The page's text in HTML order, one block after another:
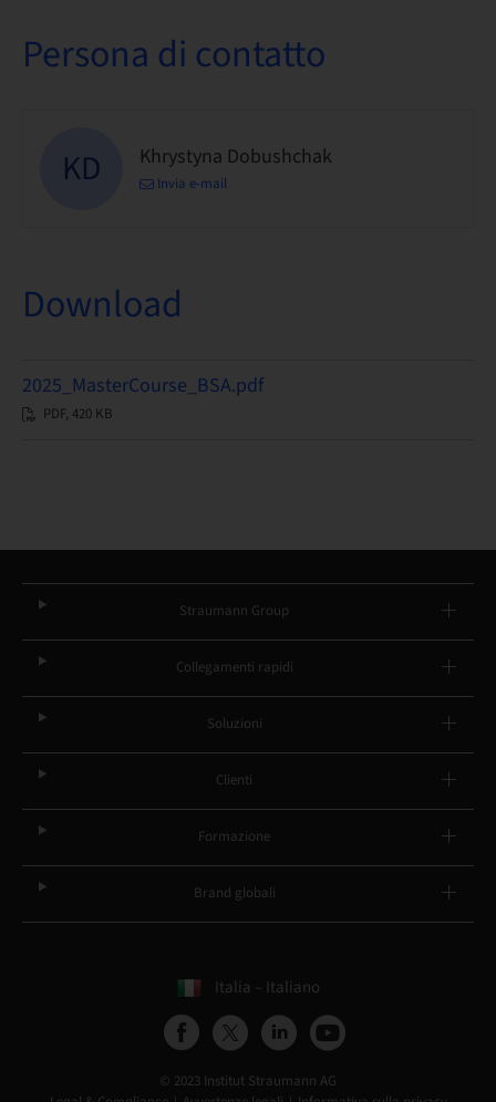
Persona di contatto
KD Khrystyna Dobushchak
Invia e-mail
Download
2025_MasterCourse_BSA.pdf
PDF, 420 KB
Straumann Group
Collegamenti rapidi
Soluzioni
Clienti
Formazione
Brand globali
Italia – Italiano
© 2023 Institut Straumann AG